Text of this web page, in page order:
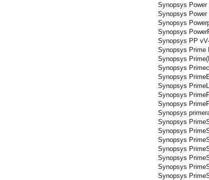
Synopsys Power
Synopsys Power
Synopsys
Synopsys
Synopsys PP
Synopsys Prime
Synopsys
Synopsys
Synopsys
Synopsys
Synopsys
Synopsys
Synopsys
Synopsys
Synopsys
Synopsys
Synopsys
Synopsys
Synopsys
Synopsys